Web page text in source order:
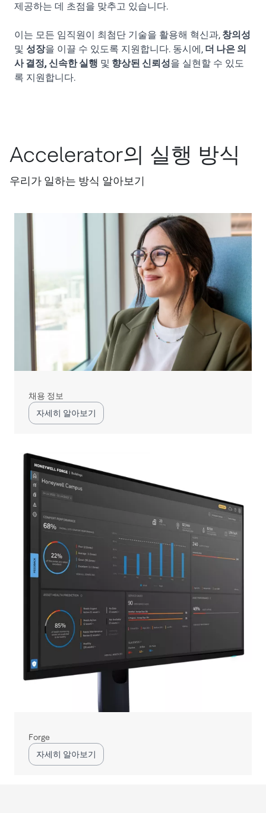
제공하는 데 초점을 맞추고 있습니다.
이는 모든 임직원이 최첨단 기술을 활용해 혁신과, 창의성
및 성장을 이끌 수 있도록 지원합니다. 동시에, 더 나은 의
사 결정, 신속한 실행 및 향상된 신뢰성을 실현할 수 있도
록 지원합니다.
Accelerator의 실행 방식
우리가 일하는 방식 알아보기
채용 정보
자세히 알아보기
Forge
자세히 알아보기